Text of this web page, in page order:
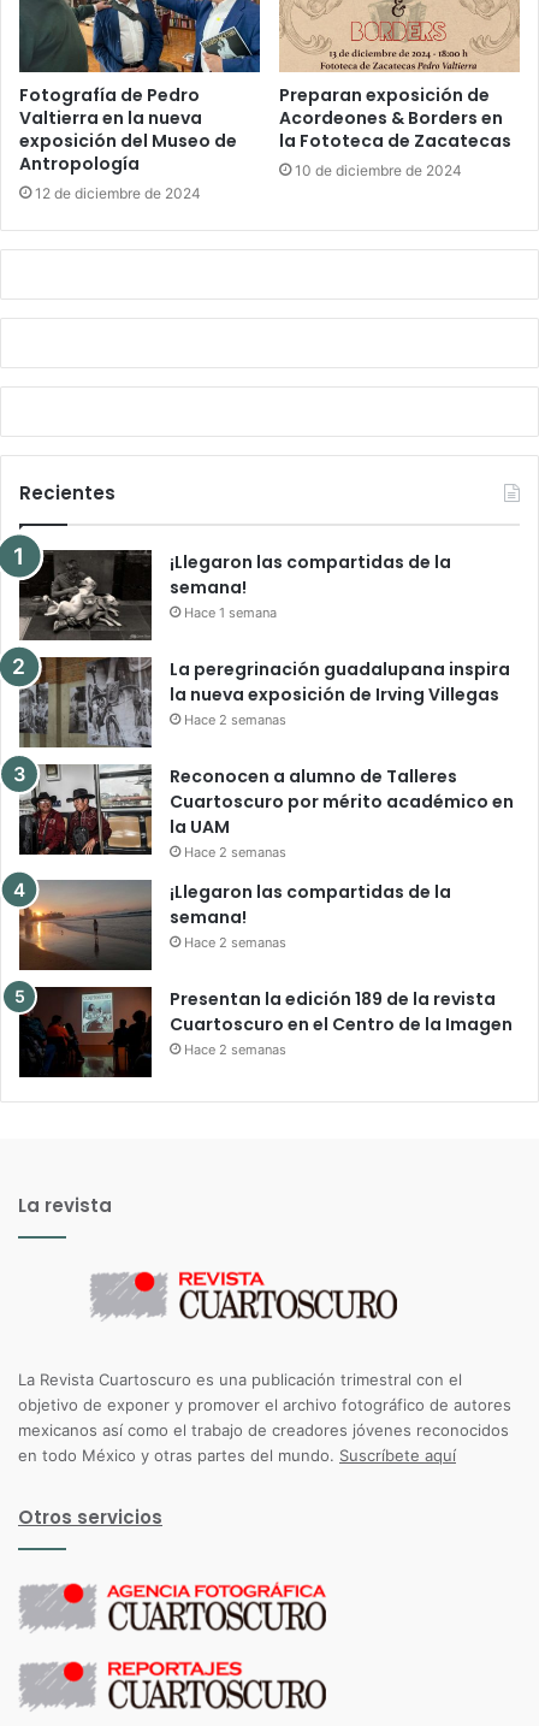
Fotografía de Pedro
Valtierra en la nueva
exposición del Museo de
Antropología
12 de diciembre de 2024
Preparan exposición de
Acordeones & Borders en
la Fototeca de Zacatecas
10 de diciembre de 2024
Recientes
¡Llegaron las compartidas de la
semana!
Hace 1 semana
La peregrinación guadalupana inspira
la nueva exposición de Irving Villegas
Hace 2 semanas
Reconocen a alumno de Talleres
Cuartoscuro por mérito académico en
la UAM
Hace 2 semanas
¡Llegaron las compartidas de la
semana!
Hace 2 semanas
Presentan la edición 189 de la revista
Cuartoscuro en el Centro de la Imagen
Hace 2 semanas
La revista
La Revista Cuartoscuro es una publicación trimestral con el
objetivo de exponer y promover el archivo fotográfico de autores
mexicanos así como el trabajo de creadores jóvenes reconocidos
en todo México y otras partes del mundo. Suscríbete aquí
Otros servicios